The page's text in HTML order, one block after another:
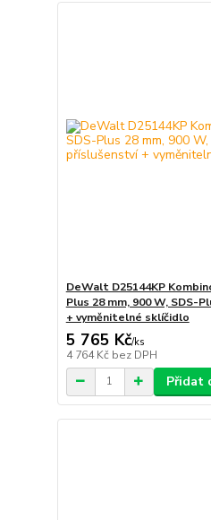
DeWalt D25144KP
Plus 28 mm, 900 W, SDS-
+ vyměnitelné sklíčidlo
5 765 Kč/ks
4 764 Kč bez DPH
Přidat